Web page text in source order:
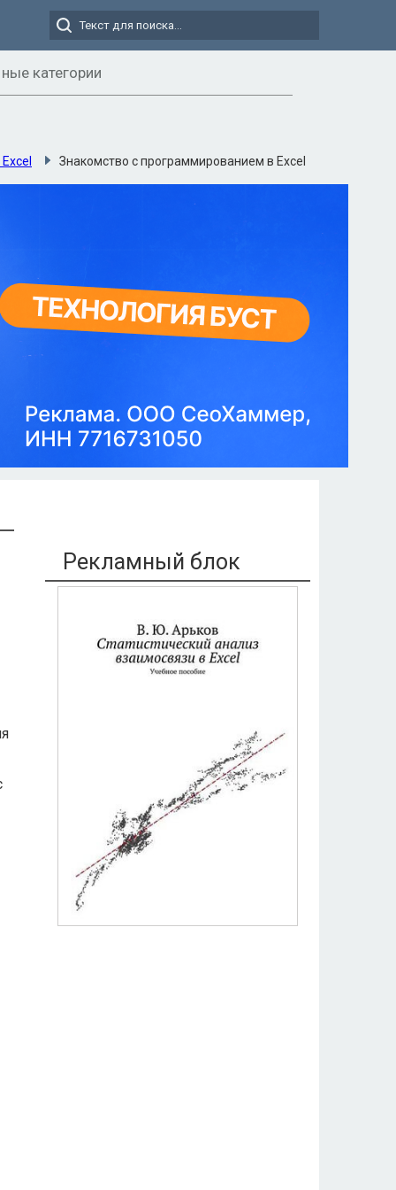
категории
Знакомство с программированием в Excel
Рекламный блок